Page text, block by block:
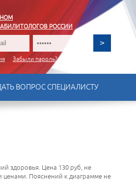
РОССИИ
Забыли пароль?
ВОПРОС СПЕЦИАЛИСТУ
здоровья. Цена 130 руб, не
ценами. Пояснений к диаграмме не